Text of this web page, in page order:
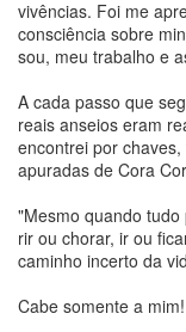
vivências. Foi me
consciência sobre
sou, meu trabalho e
A cada passo que
reais anseios eram
encontrei por
apuradas de Cora
"Mesmo quando
rir ou chorar, ir ou
caminho incerto da
Cabe somente a mim!